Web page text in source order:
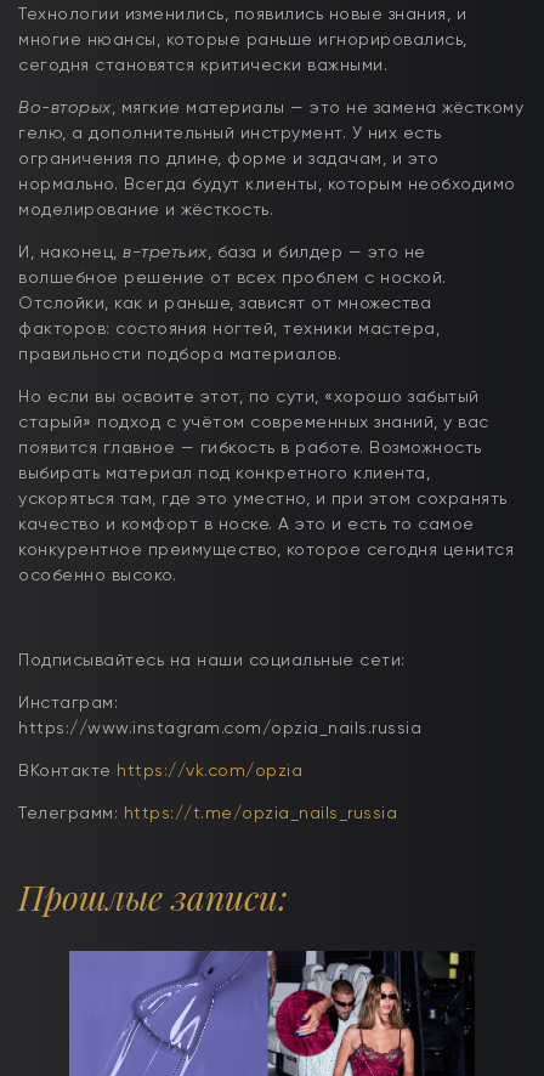
Технологии изменились, появились новые знания, и
многие нюансы, которые раньше игнорировались,
сегодня становятся критически важными.
Во-вторых, мягкие материалы — это не замена жёсткому
гелю, а дополнительный инструмент. У них есть
ограничения по длине, форме и задачам, и это
нормально. Всегда будут клиенты, которым необходимо
моделирование и жёсткость.
И, наконец, в-третьих, база и билдер — это не
волшебное решение от всех проблем с ноской.
Отслойки, как и раньше, зависят от множества
факторов: состояния ногтей, техники мастера,
правильности подбора материалов.
Но если вы освоите этот, по сути, «хорошо забытый
старый» подход с учётом современных знаний, у вас
появится главное — гибкость в работе. Возможность
выбирать материал под конкретного клиента,
ускоряться там, где это уместно, и при этом сохранять
качество и комфорт в носке. А это и есть то самое
конкурентное преимущество, которое сегодня ценится
особенно высоко.
Подписывайтесь на наши социальные сети:
Инстаграм:
https://www.instagram.com/opzia_nails.russia
ВКонтакте https://vk.com/opzia
Телеграмм: https://t.me/opzia_nails_russia
Прошлые записи: